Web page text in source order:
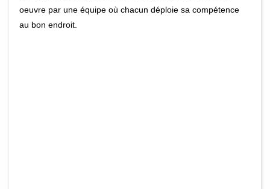
oeuvre par une équipe où chacun déploie sa compétence
au bon endroit.